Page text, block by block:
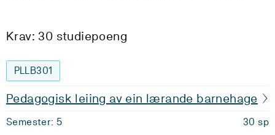
Krav: 30 studiepoeng
PLLB301
Pedagogisk leiing av ein lærande barnehage
Semester: 5 30 sp